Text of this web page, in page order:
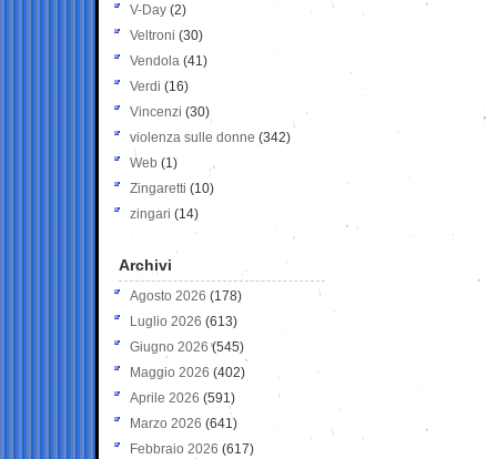
V-Day (2)
Veltroni (30)
Vendola (41)
Verdi (16)
Vincenzi (30)
violenza sulle donne (342)
Web (1)
Zingaretti (10)
zingari (14)
Archivi
Agosto 2026 (178)
Luglio 2026 (613)
Giugno 2026 (545)
Maggio 2026 (402)
Aprile 2026 (591)
Marzo 2026 (641)
Febbraio 2026 (617)